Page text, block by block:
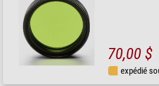
70,00 $
expédié